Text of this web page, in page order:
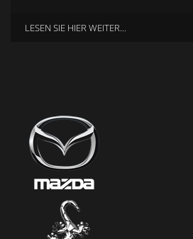
LESEN SIE HIER WEITER...